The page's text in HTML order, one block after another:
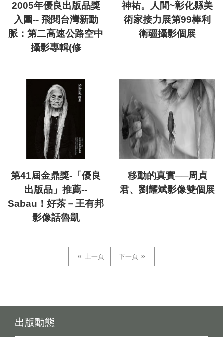
2005年優良出版品獎
入圍-- 飛閱台灣新動
脈：第二高速公路空中
攝影專輯(修
神祐。人間~彰化縣美
術家接力展第99棒利
衛疆攝影個展
第41屆金鼎獎-「優良
出版品」推薦--
Sabau！好茶－王有邦
影像話魯凱
移動的真實──周貞
君、劉耀斌影像雙個展
上一頁 下一頁
出版動態